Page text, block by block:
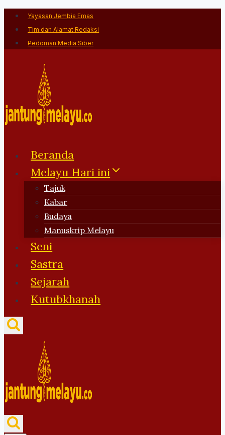
Skip
content
Yayasan Jembia Emas
Tim dan Alamat Redaksi
Pedoman Media Siber
Beranda
Melayu Hari ini
Tajuk
Kabar
Budaya
Manuskrip Melayu
Seni
Sastra
Sejarah
Kutubkhanah